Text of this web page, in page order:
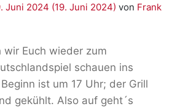
Juni 2024 (19. Juni 2024) von Frank
Euch wieder zum
schauen ins
ist um 17 Uhr; der Grill
gekühlt. Also auf geht´s